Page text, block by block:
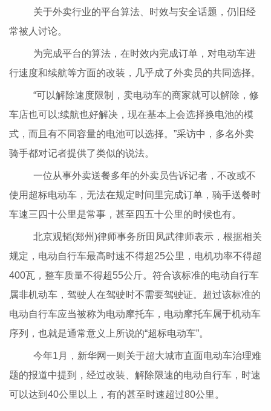
关于外卖行业的平台算法、时效与安全话题，仍旧经
常被人讨论。
为完成平台的算法，在时效内完成订单，对电动车进
行速度和续航等方面的改装，几乎成了外卖员的共同选择。
“可以解除速度限制，卖电动车的商家就可以解除，修
车店也可以;续航也好解决，现在基本上会选择换电池的模
式，而且有不同容量的电池可以选择。”采访中，多名外卖
骑手都对记者提供了类似的说法。
一位从事外卖送餐多年的外卖员告诉记者，不改或不
使用超标电动车，无法在规定时间里完成订单，骑手送餐时
车速三四十公里是常事，甚至四五十公里的时候也有。
北京观韬(郑州)律师事务所田凤武律师表示，根据相关
规定，电动自行车最高时速不得超25公里，电机功率不得超
400瓦，整车质量不得超55公斤。符合该标准的电动自行车
属非机动车，驾驶人在驾驶时不需要驾驶证。超过该标准的
电动自行车应当被称为电动摩托车，电动摩托车属于机动车
序列，也就是通常意义上所说的“超标电动车”。
今年1月，新华网一则关于超大城市直面电动车治理难
题的报道中提到，经过改装、解除限速的电动自行车，时速
可以达到40公里以上，有的甚至时速超过80公里。